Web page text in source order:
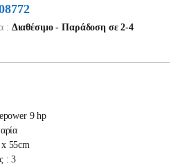
: Διαθέσιμο - Παράδοση σε 2-4
9 hp
x 55cm
: 3